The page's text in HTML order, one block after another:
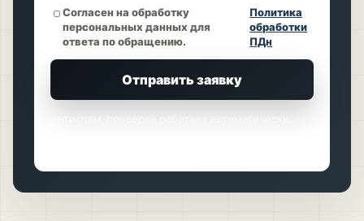
Согласен на обработку
персональных данных для
ответа по обращению.
Политика
обработки
ПДн
Отправить заявку